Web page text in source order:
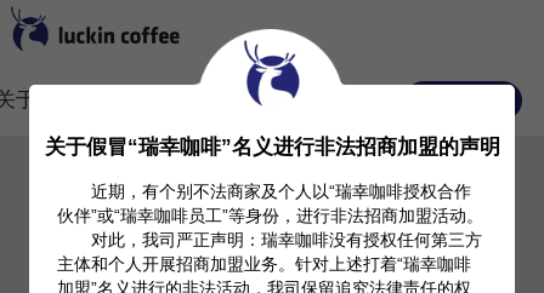
于我们 Investor Relation
关于假冒“瑞幸咖啡”名义进行非法招商加盟的声明
近期，有个别不法商家及个人以“瑞幸咖啡授权合作
伙伴”或“瑞幸咖啡员工”等身份，进行非法招商加盟活动。
对此，我司严正声明：瑞幸咖啡没有授权任何第三方
主体和个人开展招商加盟业务。针对上述打着“瑞幸咖啡
加盟”名义进行的非法活动，我司保留追究法律责任的权